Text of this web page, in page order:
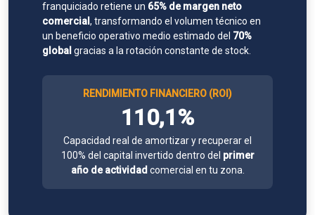
franquiciado retiene un 65% de margen neto
comercial , transformando el volumen técnico en
un beneficio operativo medio estimado del 70%
global gracias a la rotación constante de stock.
RENDIMIENTO FINANCIERO (ROI)
110,1%
Capacidad real de amortizar y recuperar el
100% del capital invertido dentro del primer
año de actividad comercial en tu zona.